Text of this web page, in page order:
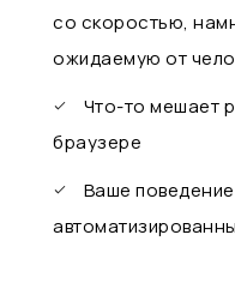
со скоростью,
ожидаемую от
Что-то мешает
браузере
Ваше